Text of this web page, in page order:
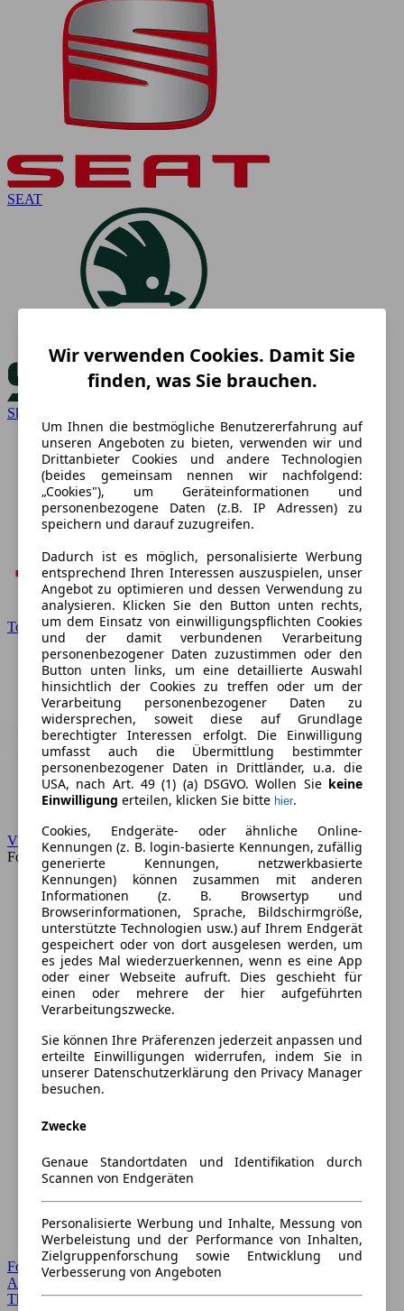
SEAT
Skoda
Toyota
VW
Forum
Forum Startseite
Alle Auto-Foren
Themen-Forum
Wir verwenden Cookies. Damit Sie
finden, was Sie brauchen.
Um Ihnen die bestmögliche Benutzererfahrung auf
unseren Angeboten zu bieten, verwenden wir und
Drittanbieter Cookies und andere Technologien
(beides gemeinsam nennen wir nachfolgend:
„Cookies"), um Geräteinformationen und
personenbezogene Daten (z.B. IP Adressen) zu
speichern und darauf zuzugreifen.
Dadurch ist es möglich, personalisierte Werbung
entsprechend Ihren Interessen auszuspielen, unser
Angebot zu optimieren und dessen Verwendung zu
analysieren. Klicken Sie den Button unten rechts,
um dem Einsatz von einwilligungspflichten Cookies
und der damit verbundenen Verarbeitung
personenbezogener Daten zuzustimmen oder den
Button unten links, um eine detaillierte Auswahl
hinsichtlich der Cookies zu treffen oder um der
Verarbeitung personenbezogener Daten zu
widersprechen, soweit diese auf Grundlage
berechtigter Interessen erfolgt. Die Einwilligung
umfasst auch die Übermittlung bestimmter
personenbezogener Daten in Drittländer, u.a. die
USA, nach Art. 49 (1) (a) DSGVO. Wollen Sie keine
Einwilligung erteilen, klicken Sie bitte hier.
Cookies, Endgeräte- oder ähnliche Online-
Kennungen (z. B. login-basierte Kennungen, zufällig
generierte Kennungen, netzwerkbasierte
Kennungen) können zusammen mit anderen
Informationen (z. B. Browsertyp und
Browserinformationen, Sprache, Bildschirmgröße,
unterstützte Technologien usw.) auf Ihrem Endgerät
gespeichert oder von dort ausgelesen werden, um
es jedes Mal wiederzuerkennen, wenn es eine App
oder einer Webseite aufruft. Dies geschieht für
einen oder mehrere der hier aufgeführten
Verarbeitungszwecke.
Sie können Ihre Präferenzen jederzeit anpassen und
erteilte Einwilligungen widerrufen, indem Sie in
unserer Datenschutzerklärung den Privacy Manager
besuchen.
Zwecke
Genaue Standortdaten und Identifikation durch
Scannen von Endgeräten
Personalisierte Werbung und Inhalte, Messung von
Werbeleistung und der Performance von Inhalten,
Zielgruppenforschung sowie Entwicklung und
Verbesserung von Angeboten